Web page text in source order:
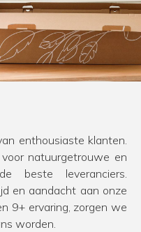
enthousiaste klanten.
natuurgetrouwe en
beste leveranciers.
en aandacht aan onze
9+ ervaring, zorgen we
worden.